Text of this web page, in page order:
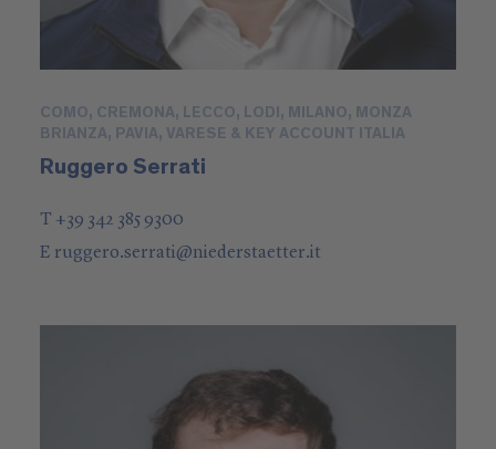
COMO, CREMONA, LECCO, LODI, MILANO, MONZA
BRIANZA, PAVIA, VARESE & KEY ACCOUNT ITALIA
Ruggero Serrati
T +39 342 385 9300
E ruggero.serrati@niederstaetter.it